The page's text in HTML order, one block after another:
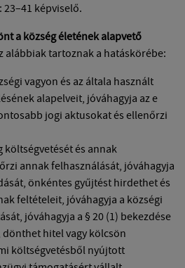
23–41 képviselő.
a község életének alapvető
alábbiak tartoznak a hatáskörébe:
vagyon és az általa használt
alapelveit, jóváhagyja az e
jogi aktusokat és ellenőrzi
költségvetését és annak
annak felhasználását, jóváhagyja
önkéntes gyűjtést hirdethet és
feltételeit, jóváhagyja a községi
jóváhagyja a § 20 (1) bekezdése
hitel vagy kölcsön
költségvetésből nyújtott